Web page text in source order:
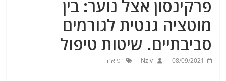
פרקינסון אצל נוער: בין
מוטציה גנטית לגורמים
סביבתיים. שיטות טיפול
08/09/2021
Nziv רפואה